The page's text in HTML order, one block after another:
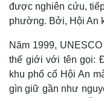
được nghiên cứu,
phường. Bởi, Hội An
Năm 1999,
thế giới với tên gọi:
khu phố cổ Hội An
gìn giữ gần như